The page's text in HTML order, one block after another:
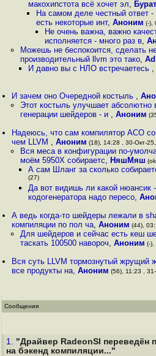
макохипстота всё хочет эл,
На самом деле честный ответ -
есть некоторые инт,Аноним (-),
Не очень важна, важно
исполняется - много раз в,
Можешь не беспокоится, сделать
производительный llvm это тако,
И давно вы с НЛО встречаетесь ,
И зачем оно Очередной костыль ,
Этот костыль улучшает
генерации шейдеров - и , Аноним
Надеюсь, что сам компилятор ACO
чем LLVM ,Аноним (18), 14:28 , 30-Окт-
Вся меса в конфигурации по-
моём 5950Х собираетс, НяшМяш
А сам Шланг за сколько
(27)
Да вот видишь ли какой нюансик
кодогенератора надо пересо,
А ведь когда-то шейдеры лежали в
компиляции по пол ча,Аноним (44),
Для шейдеров и сейчас есть кеш
таскать 100500 навороч, Аноним (-),
Вся суть LLVM тормознутый жрущий
все продукты на,Аноним (56), 11:23 ,
Сообщения
1. "Драйвер RadeonSI переведён
на бэкенд компиляции..."